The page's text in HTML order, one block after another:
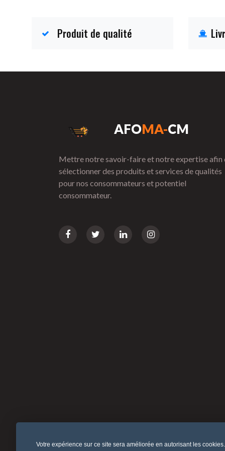
Produit de qualité
AFOMA-CM
Mettre notre savoir-faire et notre expertise afin
sélectionner des produits et services de qualités
pour nos consommateurs et potentiel
consommateur.
Votre expérience sur ce site sera améliorée en autorisant les